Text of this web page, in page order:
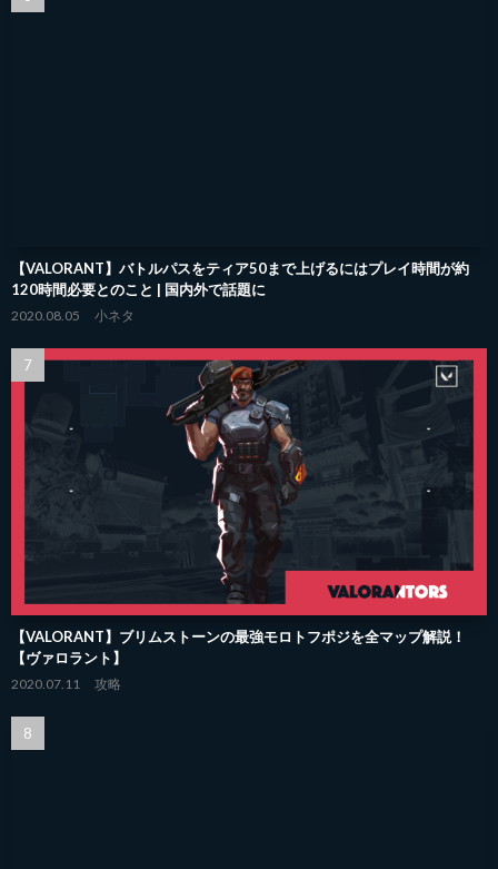
【VALORANT】バトルパスをティア50まで上げるにはプレイ時間が約
120時間必要とのこと | 国内外で話題に
2020.08.05 小ネタ
【VALORANT】ブリムストーンの最強モロトフポジを全マップ解説！
【ヴァロラント】
2020.07.11 攻略